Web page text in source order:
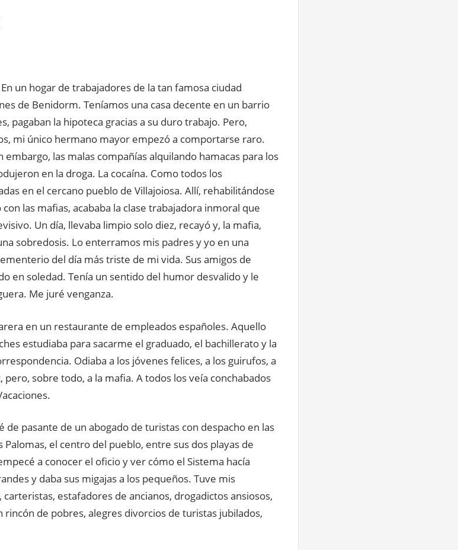
un hogar de trabajadores de la tan famosa ciudad
de Benidorm. Teníamos una casa decente en un barrio
pagaban la hipoteca gracias a su duro trabajo. Pero,
mi único hermano mayor empezó a comportarse raro.
embargo, las malas compañías alquilando hamacas para los
en la droga. La cocaína. Como todos los
en el cercano pueblo de Villajoiosa. Allí, rehabilitándose
las mafias, acababa la clase trabajadora inmoral que
Un día, llevaba limpio solo diez, recayó y, la mafia,
sobredosis. Lo enterramos mis padres y yo en una
del día más triste de mi vida. Sus amigos de
en soledad. Tenía un sentido del humor desvalido y le
Me juré venganza.
en un restaurante de empleados españoles. Aquello
estudiaba para sacarme el graduado, el bachillerato y la
Odiaba a los jóvenes felices, a los guirufos, a
pero, sobre todo, a la mafia. A todos los veía conchabados
de pasante de un abogado de turistas con despacho en las
Palomas, el centro del pueblo, entre sus dos playas de
a conocer el oficio y ver cómo el Sistema hacía
y daba sus migajas a los pequeños. Tuve mis
estafadores de ancianos, drogadictos ansiosos,
de pobres, alegres divorcios de turistas jubilados,